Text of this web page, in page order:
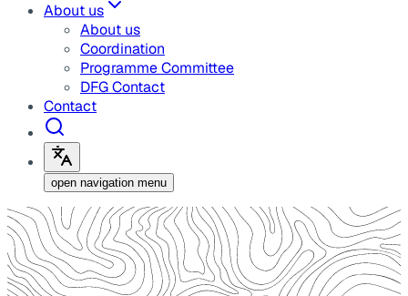
About us
About us
Coordination
Programme Committee
DFG Contact
Contact
open navigation menu